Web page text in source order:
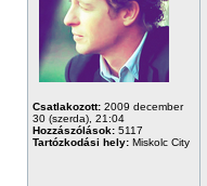
Csatlakozott: 2009 december
30 (szerda), 21:04
Hozzászólások: 5117
Tartózkodási hely: Miskolc City